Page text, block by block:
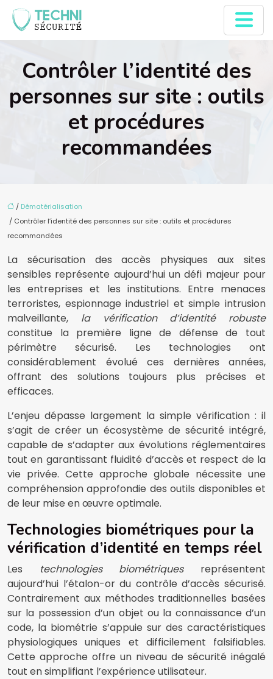
Contrôler l’identité des
personnes sur site : outils
et procédures
recommandées
/ Dématérialisation
/ Contrôler l’identité des personnes sur site : outils et procédures
recommandées
La sécurisation des accès physiques aux sites
sensibles représente aujourd’hui un défi majeur pour
les entreprises et les institutions. Entre menaces
terroristes, espionnage industriel et simple intrusion
malveillante, la vérification d’identité robuste
constitue la première ligne de défense de tout
périmètre sécurisé. Les technologies ont
considérablement évolué ces dernières années,
offrant des solutions toujours plus précises et
efficaces.
L’enjeu dépasse largement la simple vérification : il
s’agit de créer un écosystème de sécurité intégré,
capable de s’adapter aux évolutions réglementaires
tout en garantissant fluidité d’accès et respect de la
vie privée. Cette approche globale nécessite une
compréhension approfondie des outils disponibles et
de leur mise en œuvre optimale.
Technologies biométriques pour la
vérification d’identité en temps réel
Les technologies biométriques représentent
aujourd’hui l’étalon-or du contrôle d’accès sécurisé.
Contrairement aux méthodes traditionnelles basées
sur la possession d’un objet ou la connaissance d’un
code, la biométrie s’appuie sur des caractéristiques
physiologiques uniques et difficilement falsifiables.
Cette approche offre un niveau de sécurité inégalé
tout en simplifiant l’expérience utilisateur.